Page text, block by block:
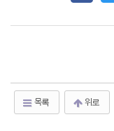
목록 위로